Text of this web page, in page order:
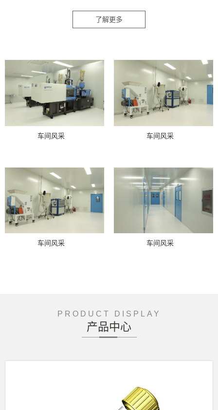
了解更多
车间风采 车间风采
车间风采 车间风采
PRODUCT DISPLAY
产品中心